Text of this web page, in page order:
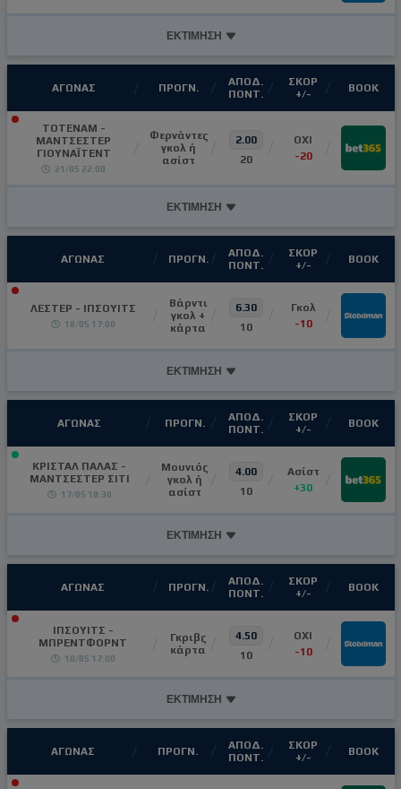
ΕΚΤΙΜΗΣΗ
ΑΓΩΝΑΣ ΠΡΟΓΝ.
ΑΠΟΔ.
ΠΟΝΤ.
ΣΚΟΡ
+/-
ΒΟΟΚ
ΤΟΤΕΝΑΜ -
ΜΑΝΤΣΕΣΤΕΡ
ΓΙΟΥΝΑΪΤΕΝΤ
21/05 22:00
Φερνάντες
γκολ ή
ασίστ
2.00
20
OXI
-20
ΕΚΤΙΜΗΣΗ
ΑΓΩΝΑΣ ΠΡΟΓΝ.
ΑΠΟΔ.
ΠΟΝΤ.
ΣΚΟΡ
+/-
ΒΟΟΚ
ΛΕΣΤΕΡ - ΙΠΣΟΥΙΤΣ
18/05 17:00
Βάρντι
γκολ +
κάρτα
6.30
10
Γκολ
-10
ΕΚΤΙΜΗΣΗ
ΑΓΩΝΑΣ ΠΡΟΓΝ.
ΑΠΟΔ.
ΠΟΝΤ.
ΣΚΟΡ
+/-
ΒΟΟΚ
ΚΡΙΣΤΑΛ ΠΑΛΑΣ -
ΜΑΝΤΣΕΣΤΕΡ ΣΙΤΙ
17/05 18:30
Μουνιός
γκολ ή
ασίστ
4.00
10
Ασίστ
+30
ΕΚΤΙΜΗΣΗ
ΑΓΩΝΑΣ ΠΡΟΓΝ.
ΑΠΟΔ.
ΠΟΝΤ.
ΣΚΟΡ
+/-
ΒΟΟΚ
ΙΠΣΟΥΙΤΣ -
ΜΠΡΕΝΤΦΟΡΝΤ
10/05 17:00
Γκριβς
κάρτα
4.50
10
ΟΧΙ
-10
ΕΚΤΙΜΗΣΗ
ΑΓΩΝΑΣ ΠΡΟΓΝ.
ΑΠΟΔ.
ΠΟΝΤ.
ΣΚΟΡ
+/-
ΒΟΟΚ